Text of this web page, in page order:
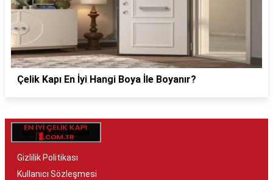
Çelik Kapı En İyi Hangi Boya İle Boyanır?
Gizlilik Politikası
Kullanıcı Sözleşmesi